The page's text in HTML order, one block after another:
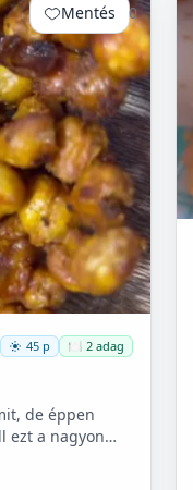
Mentés 0
45 p 🍽️ 2 adag
de éppen
ezt a nagyon